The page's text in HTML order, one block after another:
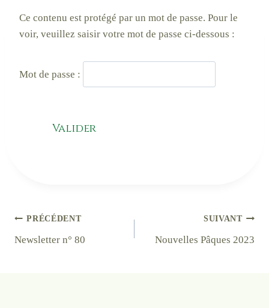
Ce contenu est protégé par un mot de passe. Pour le
voir, veuillez saisir votre mot de passe ci-dessous :
Mot de passe :
Navigation
de
PRÉCÉDENT
Newsletter n° 80
SUIVANT
Nouvelles Pâques 2023